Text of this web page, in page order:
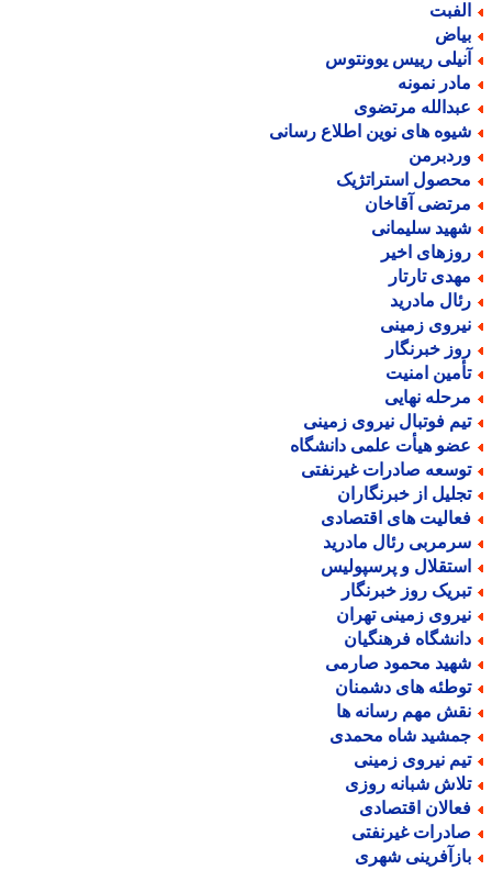
رییس یوونتوس
نمونه
مرتضوی
های نوین اطلاع رسانی
استراتژیک
آقاخان
سلیمانی
اخیر
تارتار
مادرید
زمینی
خبرنگار
امنیت
نهایی
فوتبال نیروی زمینی
هیأت علمی دانشگاه
صادرات غیرنفتی
از خبرنگاران
های اقتصادی
رئال مادرید
و پرسپولیس
روز خبرنگار
زمینی تهران
فرهنگیان
محمود صارمی
های دشمنان
مهم رسانه ها
شاه محمدی
نیروی زمینی
شبانه روزی
اقتصادی
غیرنفتی
شهری